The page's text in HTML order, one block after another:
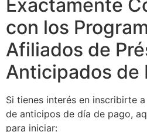
Exactamente
con los
Afiliados de
Anticipados de
Si tienes interés en inscribirte
de anticipos de día de pago,
para iniciar: